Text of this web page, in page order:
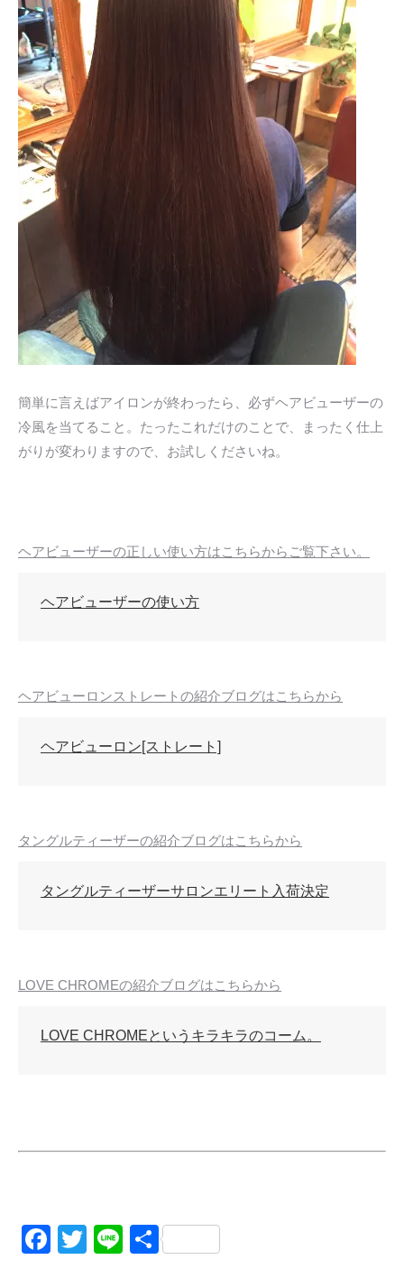
簡単に言えばアイロンが終わったら、必ずヘアビューザーの
冷風を当てること。たったこれだけのことで、まったく仕上
がりが変わりますので、お試しくださいね。
ヘアビューザーの正しい使い方はこちらからご覧下さい。
ヘアビューザーの使い方
ヘアビューロンストレートの紹介ブログはこちらから
ヘアビューロン[ストレート]
タングルティーザーの紹介ブログはこちらから
タングルティーザーサロンエリート入荷決定
LOVE CHROMEの紹介ブログはこちらから
LOVE CHROMEというキラキラのコーム。
Facebook
Twitter
Line共